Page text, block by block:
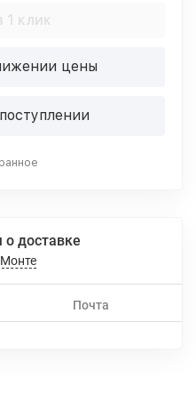
1 клик
цены
доставке
Почта